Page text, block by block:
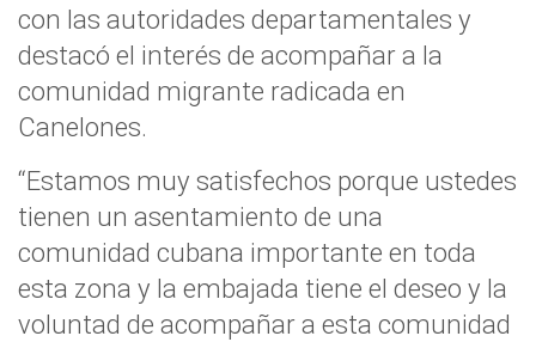
con las autoridades departamentales y
destacó el interés de acompañar a la
comunidad migrante radicada en
Canelones.
“Estamos muy satisfechos porque ustedes
tienen un asentamiento de una
comunidad cubana importante en toda
esta zona y la embajada tiene el deseo y la
voluntad de acompañar a esta comunidad